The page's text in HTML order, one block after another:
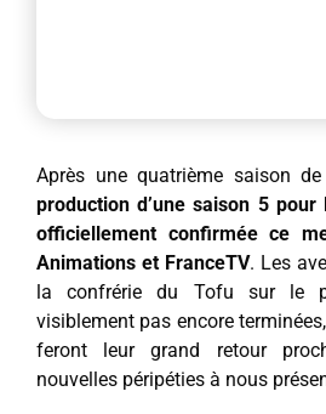
Après une quatrième saison
production d’une saison 5 pour
officiellement confirmée ce
Animations et FranceTV. Les
la confrérie du Tofu sur le
visiblement pas encore
feront leur grand retour
nouvelles péripéties à nous